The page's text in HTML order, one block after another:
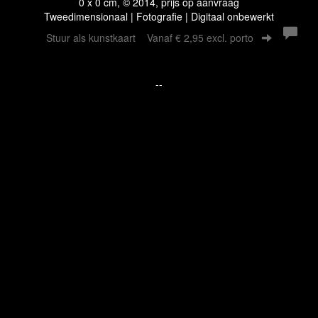
Tweedimensionaal | Fotografie | Digitaal onbewerkt
Stuur als kunstkaart Vanaf € 2,95 excl. porto
--